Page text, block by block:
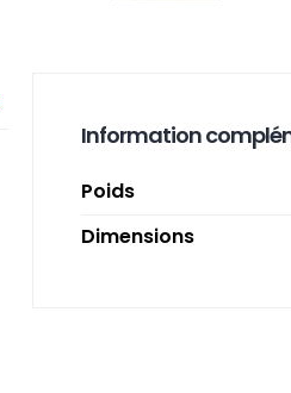
Information
Poids
Dimensions